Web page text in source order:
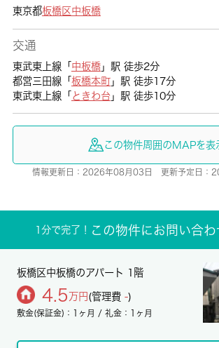
東京都板橋区 中板橋
交通
東武東上線「 中板橋」駅 徒歩2分
都営三田線「 板橋本町」駅 徒歩17分
東武東上線「 ときわ台」駅 徒歩10分
この物件周囲のMAPを表
情報更新日：2026年08月03日 更新予定日：
1分で完了！ この物件にお問い合わ
板橋区中板橋のアパート 1階
4.5 万円 (管理費 -)
敷金(保証金)：1ヶ月 / 礼金：1ヶ月